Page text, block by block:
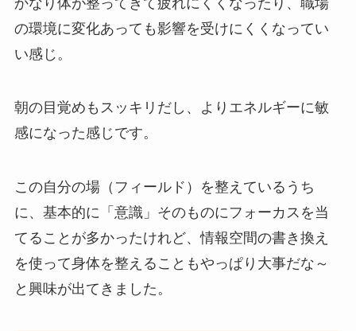
の環境に変化あっても影響を受けにくくなってい
い感じ。
朝の目覚めもスッキリだし、よりエネルギーに敏
感になった感じです。
この自分の場（フィールド）を整えているうち
に、基本的に「意識」そのものにフォーカスを当
てることが多かったけれど、情報空間の書き換え
を使って身体を整えることもやっぱり大事だな～
と興味が出てきました。